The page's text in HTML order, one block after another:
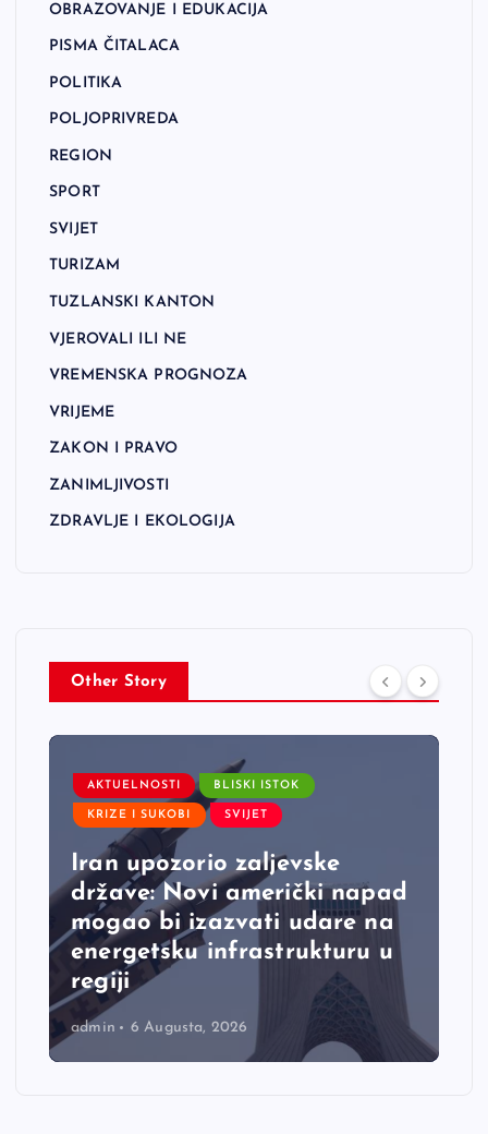
OBRAZOVANJE I EDUKACIJA
PISMA ČITALACA
POLITIKA
POLJOPRIVREDA
REGION
SPORT
SVIJET
TURIZAM
TUZLANSKI KANTON
VJEROVALI ILI NE
VREMENSKA PROGNOZA
VRIJEME
ZAKON I PRAVO
ZANIMLJIVOSTI
ZDRAVLJE I EKOLOGIJA
Other Story
AKTUELNOSTI BLISKI ISTOK
KRIZE I SUKOBI SVIJET
Iran upozorio zaljevske
države: Novi američki napad
mogao bi izazvati udare na
energetsku infrastrukturu u
regiji
admin 6 Augusta, 2026